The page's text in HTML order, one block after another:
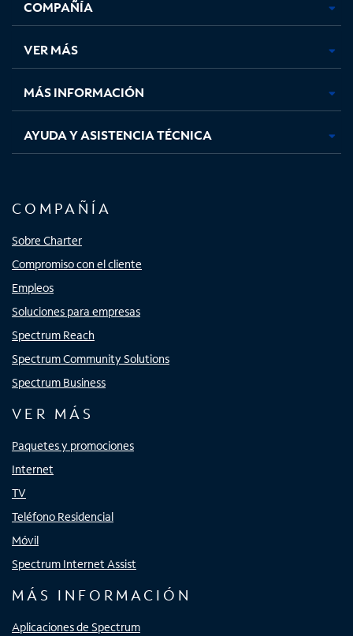
abre
en
pestaña
nueva
abre
en
pestaña
nueva
abre
en
pestaña
nueva
en
nueva
COMPAÑÍA
VER MÁS
MÁS INFORMACIÓN
AYUDA Y ASISTENCIA TÉCNICA
COMPAÑÍA
Sobre Charter
Compromiso con el cliente
Empleos
Soluciones para empresas
Spectrum Reach
Spectrum Community Solutions
Spectrum Business
VER MÁS
Paquetes y promociones
Internet
TV
Teléfono Residencial
Móvil
Spectrum Internet Assist
MÁS INFORMACIÓN
Aplicaciones de Spectrum